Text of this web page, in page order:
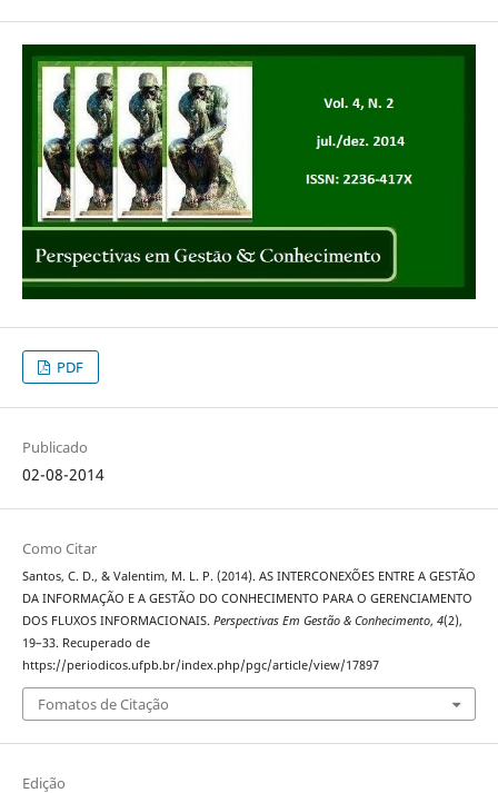
PDF
Publicado
02-08-2014
Como Citar
Santos, C. D., & Valentim, M. L. P. (2014). AS INTERCONEXÕES ENTRE A GESTÃO
DA INFORMAÇÃO E A GESTÃO DO CONHECIMENTO PARA O GERENCIAMENTO
DOS FLUXOS INFORMACIONAIS. Perspectivas Em Gestão & Conhecimento, 4(2),
19–33. Recuperado de
https://periodicos.ufpb.br/index.php/pgc/article/view/17897
Fomatos de Citação
Edição